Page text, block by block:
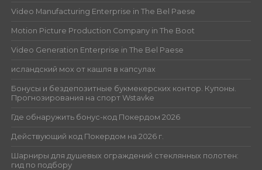
Video Manufacturing Enterprise in The Bel Paese
Motion Picture Production Company in The Boot
Video Generation Enterprise in The Bel Paese
исландский мох от кашля в капсулах
Бонусы и бездепозитные букмекерских контор. Купоны.
Прогнозирования на спорт Wstavke
Где обнаружить бонус-код Покердом 2026
Действующий код Покердом на 2026 г.
Шарниры для душевых ограждений стеклянных полотен:
гид по подбору